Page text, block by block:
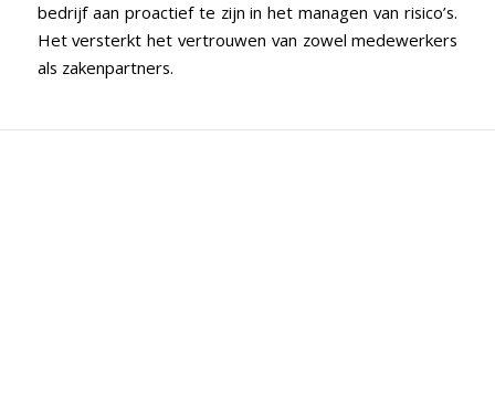
bedrijf aan proactief te zijn in het managen van risico’s.
Het versterkt het vertrouwen van zowel medewerkers
als zakenpartners.